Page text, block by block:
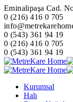
Eminalipaşa Cad.
0 (216) 416 0 705
0 (543) 361 94 19
0 (216) 416 0 705
0 (543) 361 94 19
Kurumsal
Halı